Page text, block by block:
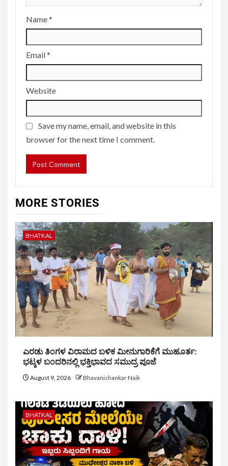
Name*
Email*
Website
Save my name, email, and website in this
browser for the next time I comment.
MORE STORIES
BHATKAL
ಎರಡು ತಿಂಗಳ ವಿರಾಮದ ಬಳಿಕ ಮೀನುಗಾರಿಕೆಗೆ ಮುಹೂರ್ತ:
ಭಟ್ಕಳ ಬಂದರಿನಲ್ಲಿ ಭಕ್ತಿಭಾವದ ಸಮುದ್ರ ಪೂಜೆ
August 9, 2026 Bhavanishankar Naik
BHATKAL